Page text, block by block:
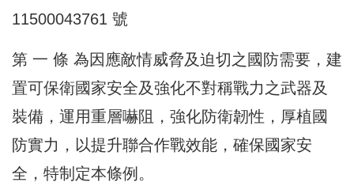
11500043761 號
第 一 條 為因應敵情威脅及迫切之國防需要，建
置可保衛國家安全及強化不對稱戰力之武器及
裝備，運用重層嚇阻，強化防衛韌性，厚植國
防實力，以提升聯合作戰效能，確保國家安
全，特制定本條例。